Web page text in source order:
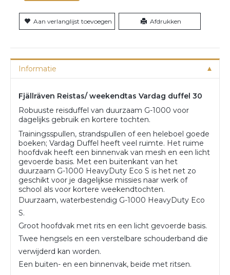
Aan verlanglijst toevoegen Afdrukken
Informatie
Fjällräven Reistas/ weekendtas Vardag duffel 30
Robuuste reisduffel van duurzaam G-1000 voor
dagelijks gebruik en kortere tochten.
Trainingsspullen, strandspullen of een heleboel goede
boeken; Vardag Duffel heeft veel ruimte. Het ruime
hoofdvak heeft een binnenvak van mesh en een licht
gevoerde basis. Met een buitenkant van het
duurzaam G-1000 HeavyDuty Eco S is het net zo
geschikt voor je dagelijkse missies naar werk of
school als voor kortere weekendtochten.
Duurzaam, waterbestendig G-1000 HeavyDuty Eco
S.
Groot hoofdvak met rits en een licht gevoerde basis.
Twee hengsels en een verstelbare schouderband die
verwijderd kan worden.
Een buiten- en een binnenvak, beide met ritsen.